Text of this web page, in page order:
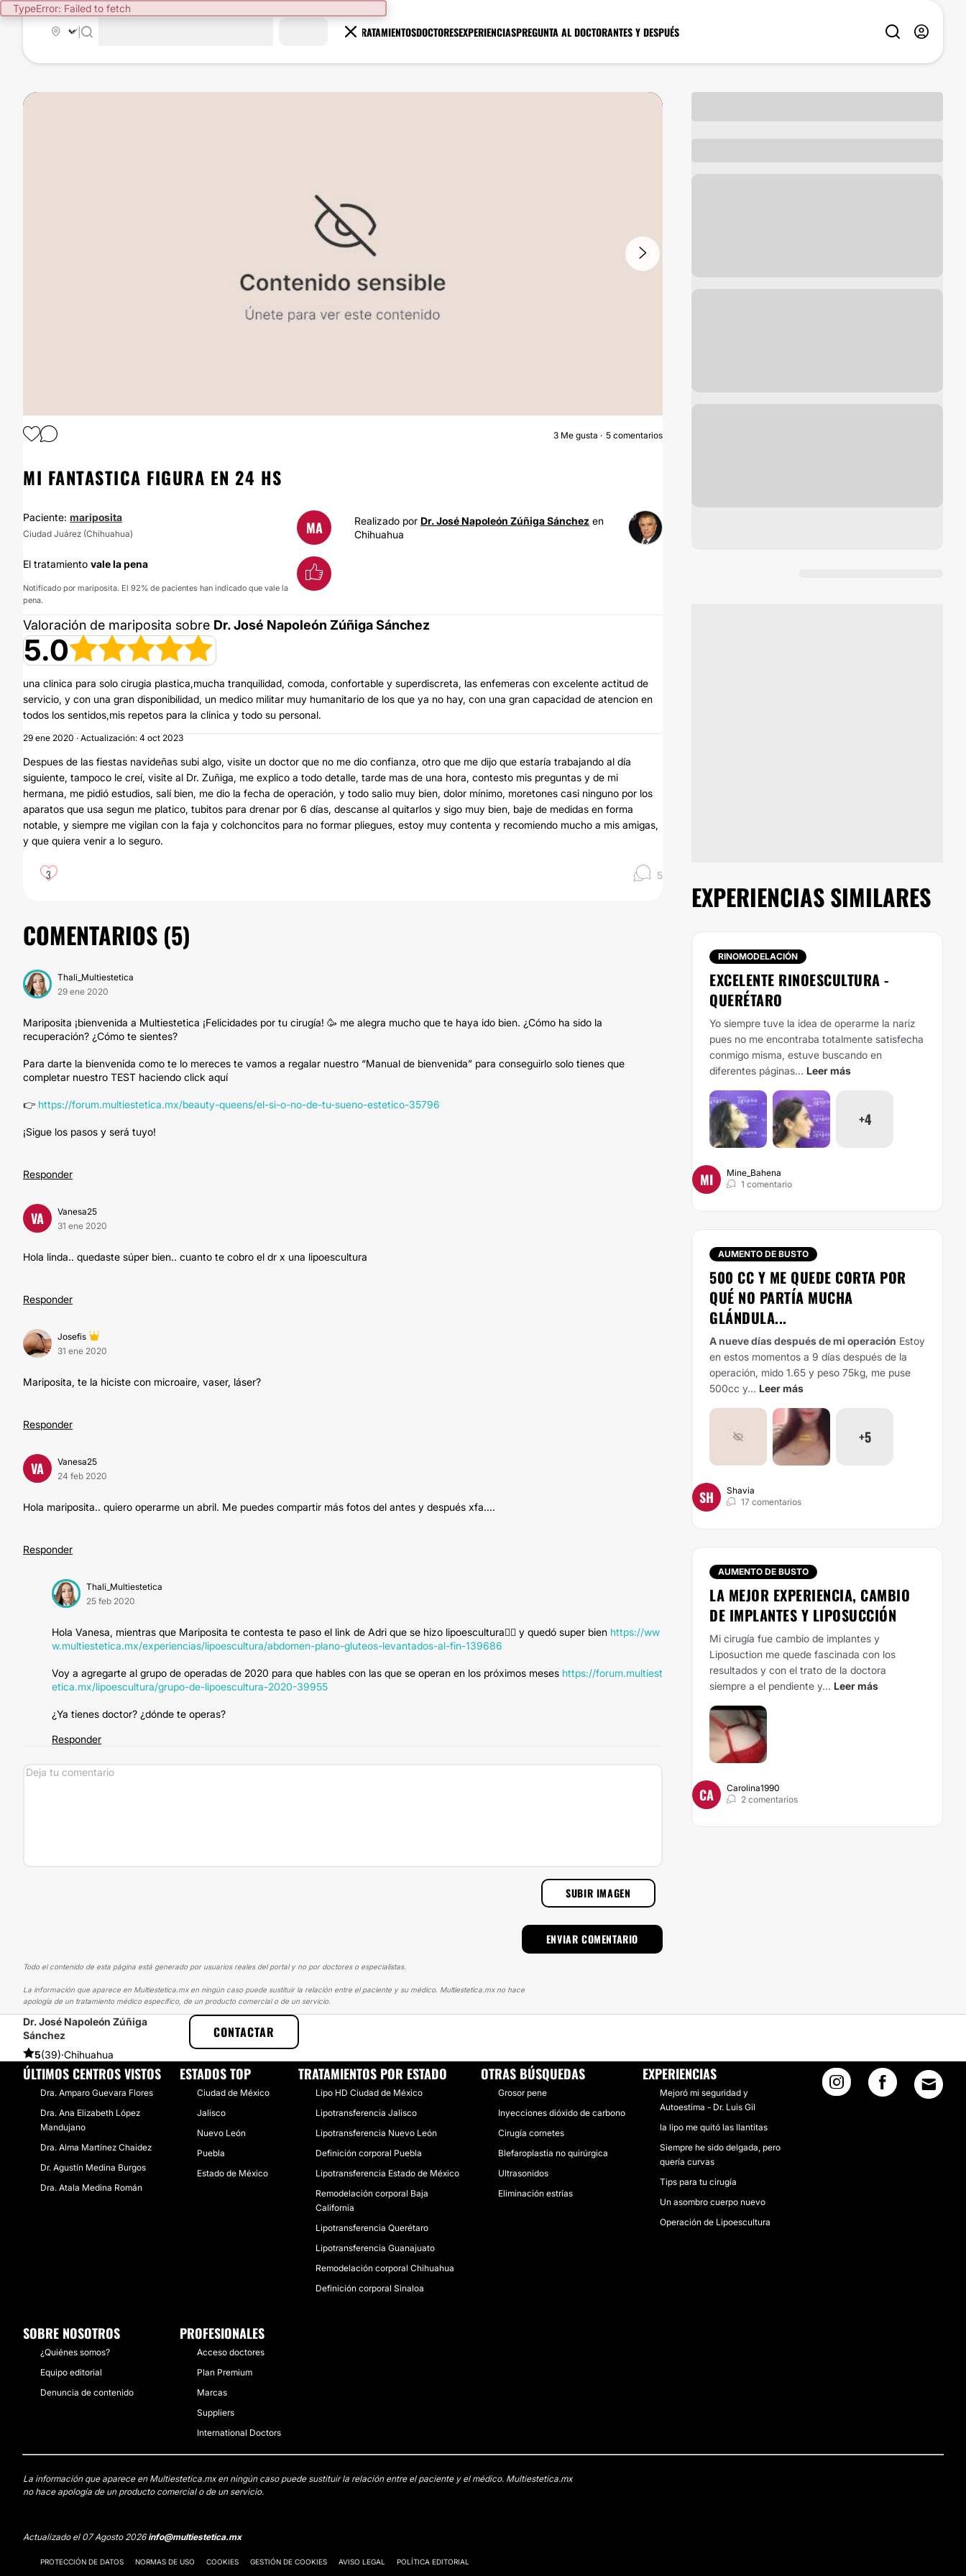
TypeError: Failed to fetch
TRATAMIENTOSDOCTORESEXPERIENCIASPREGUNTA AL DOCTORANTES Y DESPUÉS
LIPOESCULTURA
3 Me gusta 5 comentarios
MI FANTASTICA FIGURA EN 24 HS
Paciente: mariposita
Ciudad Juárez (Chihuahua) MA Realizado por Dr. José Napoleón Zúñiga Sánchez en
Chihuahua
El tratamiento vale la pena
Notificado por mariposita. El 92% de pacientes han indicado que vale la
pena.
Valoración de mariposita sobre Dr. José Napoleón Zúñiga Sánchez
5.0
una clinica para solo cirugia plastica,mucha tranquilidad, comoda, confortable y superdiscreta, las enfemeras con excelente actitud de
servicio, y con una gran disponibilidad, un medico militar muy humanitario de los que ya no hay, con una gran capacidad de atencion en
todos los sentidos,mis repetos para la clinica y todo su personal.
29 ene 2020 · Actualización: 4 oct 2023
Despues de las fiestas navideñas subi algo, visite un doctor que no me dio confianza, otro que me dijo que estaría trabajando al día
siguiente, tampoco le creí, visite al Dr. Zuñiga, me explico a todo detalle, tarde mas de una hora, contesto mis preguntas y de mi
hermana, me pidió estudios, salí bien, me dio la fecha de operación, y todo salio muy bien, dolor mínimo, moretones casi ninguno por los
aparatos que usa segun me platico, tubitos para drenar por 6 días, descanse al quitarlos y sigo muy bien, baje de medidas en forma
notable, y siempre me vigilan con la faja y colchoncitos para no formar pliegues, estoy muy contenta y recomiendo mucho a mis amigas,
y que quiera venir a lo seguro.
3 5
COMENTARIOS (5)
Thali_Multiestetica
29 ene 2020
Mariposita ¡bienvenida a Multiestetica ¡Felicidades por tu cirugía! 🥳 me alegra mucho que te haya ido bien. ¿Cómo ha sido la
recuperación? ¿Cómo te sientes?
Para darte la bienvenida como te lo mereces te vamos a regalar nuestro “Manual de bienvenida” para conseguirlo solo tienes que
completar nuestro TEST haciendo click aquí
👉 https://forum.multiestetica.mx/beauty-queens/el-si-o-no-de-tu-sueno-estetico-35796
¡Sigue los pasos y será tuyo!
Responder
VA
Vanesa25
31 ene 2020
Hola linda.. quedaste súper bien.. cuanto te cobro el dr x una lipoescultura
Responder
Josefis
31 ene 2020
Mariposita, te la hiciste con microaire, vaser, láser?
Responder
VA
Vanesa25
24 feb 2020
Hola mariposita.. quiero operarme un abril. Me puedes compartir más fotos del antes y después xfa....
Responder
Thali_Multiestetica
25 feb 2020
Hola Vanesa, mientras que Mariposita te contesta te paso el link de Adri que se hizo lipoescultura🧜‍♀️ y quedó super bien https://ww
w.multiestetica.mx/experiencias/lipoescultura/abdomen-plano-gluteos-levantados-al-fin-139686
Voy a agregarte al grupo de operadas de 2020 para que hables con las que se operan en los próximos meses https://forum.multiest
etica.mx/lipoescultura/grupo-de-lipoescultura-2020-39955
¿Ya tienes doctor? ¿dónde te operas?
Responder
SUBIR IMAGEN
EXPERIENCIAS SIMILARES
RINOMODELACIÓN
EXCELENTE RINOESCULTURA -
QUERÉTARO
Yo siempre tuve la idea de operarme la nariz
pues no me encontraba totalmente satisfecha
conmigo misma, estuve buscando en
diferentes páginas... Leer más
+4
MI
Mine_Bahena
1 comentario
AUMENTO DE BUSTO
500 CC Y ME QUEDE CORTA POR
QUÉ NO PARTÍA MUCHA
GLÁNDULA...
A nueve días después de mi operación Estoy
en estos momentos a 9 días después de la
operación, mido 1.65 y peso 75kg, me puse
500cc y... Leer más
+5
SH
Shavia
17 comentarios
AUMENTO DE BUSTO
LA MEJOR EXPERIENCIA, CAMBIO
DE IMPLANTES Y LIPOSUCCIÓN
Mi cirugía fue cambio de implantes y
Liposuction me quede fascinada con los
resultados y con el trato de la doctora
siempre a el pendiente y... Leer más
CA
Carolina1990
2 comentarios
Todo el contenido de esta página está generado por usuarios reales del portal y no por doctores o especialistas.
La información que aparece en Multiestetica.mx en ningún caso puede sustituir la relación entre el paciente y su médico. Multiestetica.mx no hace
apología de un tratamiento médico específico, de un producto comercial o de un servicio.
Dr. José Napoleón Zúñiga
Sánchez
5(39)·Chihuahua
CONTACTAR
MULTIESTETICA EXPERIENCIAS EXPERIENCIAS SOBRE LIPOESCULTURA
ÚLTIMOS CENTROS VISTOS
Dra. Amparo Guevara Flores
Dra. Ana Elizabeth López
Mandujano
Dra. Alma Martínez Chaidez
Dr. Agustín Medina Burgos
Dra. Atala Medina Román
ESTADOS TOP
Ciudad de México
Jalisco
Nuevo León
Puebla
Estado de México
TRATAMIENTOS POR ESTADO
Lipo HD Ciudad de México
Lipotransferencia Jalisco
Lipotransferencia Nuevo León
Definición corporal Puebla
Lipotransferencia Estado de México
Remodelación corporal Baja
California
Lipotransferencia Querétaro
Lipotransferencia Guanajuato
Remodelación corporal Chihuahua
Definición corporal Sinaloa
OTRAS BÚSQUEDAS
Grosor pene
Inyecciones dióxido de carbono
Cirugía cornetes
Blefaroplastia no quirúrgica
Ultrasonidos
Eliminación estrías
EXPERIENCIAS
Mejoró mi seguridad y
Autoestima - Dr. Luis Gil
la lipo me quitó las llantitas
Siempre he sido delgada, pero
quería curvas
Tips para tu cirugía
Un asombro cuerpo nuevo
Operación de Lipoescultura
SOBRE NOSOTROS
¿Quiénes somos?
Equipo editorial
Denuncia de contenido
PROFESIONALES
Acceso doctores
Plan Premium
Marcas
Suppliers
International Doctors
La información que aparece en Multiestetica.mx en ningún caso puede sustituir la relación entre el paciente y el médico. Multiestetica.mx
no hace apología de un producto comercial o de un servicio.
Actualizado el 07 Agosto 2026info@multiestetica.mx
PROTECCIÓN DE DATOS NORMAS DE USO COOKIES GESTIÓN DE COOKIES AVISO LEGAL POLÍTICA EDITORIAL